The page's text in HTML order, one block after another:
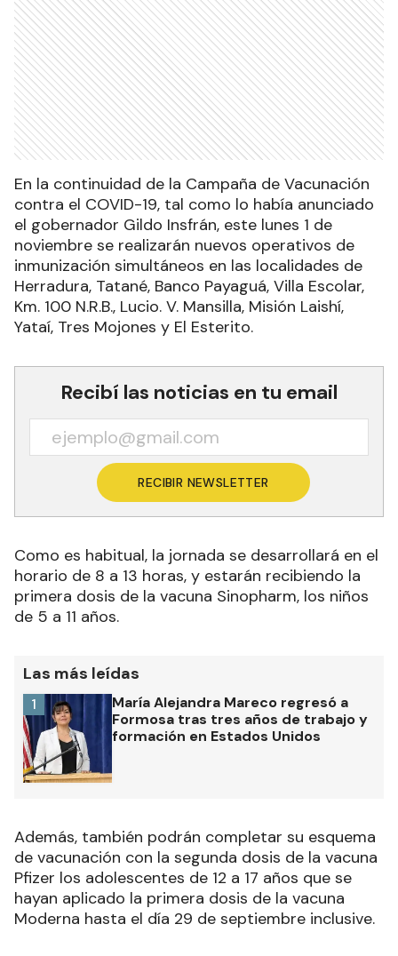
En la continuidad de la Campaña de Vacunación
contra el COVID-19, tal como lo había anunciado
el gobernador Gildo Insfrán, este lunes 1 de
noviembre se realizarán nuevos operativos de
inmunización simultáneos en las localidades de
Herradura, Tatané, Banco Payaguá, Villa Escolar,
Km. 100 N.R.B., Lucio. V. Mansilla, Misión Laishí,
Yataí, Tres Mojones y El Esterito.
Recibí las noticias en tu email
RECIBIR NEWSLETTER
Como es habitual, la jornada se desarrollará en el
horario de 8 a 13 horas, y estarán recibiendo la
primera dosis de la vacuna Sinopharm, los niños
de 5 a 11 años.
Las más leídas
María Alejandra Mareco regresó a
Formosa tras tres años de trabajo y
formación en Estados Unidos
1
Además, también podrán completar su esquema
de vacunación con la segunda dosis de la vacuna
Pfizer los adolescentes de 12 a 17 años que se
hayan aplicado la primera dosis de la vacuna
Moderna hasta el día 29 de septiembre inclusive.